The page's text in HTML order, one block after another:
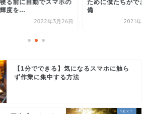
寝る前に自動でスマホの
輝度を...
2022年3月26日
ために僕たちができ
備
2021年1
【1分でできる】気になるスマホに触ら
ず作業に集中する方法